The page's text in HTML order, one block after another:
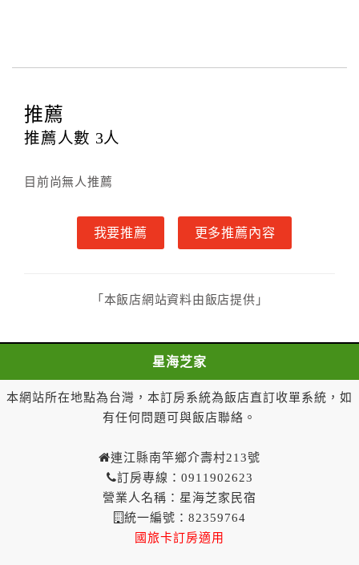
本契約之房價經雙方合意，依網路售價計費（含稅
金及服務費），乙方除提供住宿外，尚包括（依預訂專
第四條（入住、退房時間）
甲、乙雙方同意本契約之付款方式依乙方提供方
乙方接受甲方訂房後，甲方入住前，乙方預收取總
甲方解約時，應通知乙方，並得要求乙方依下列標
一、甲方解約通知於預定住宿日前第十四日以前到達
者，得請求乙方退還已付定金百分之百。
達者，得請求乙方退還已付定金百分之七十。
三、甲方解約通知於預定住宿日前第七日至第九日到達
者，得請求乙方退還已付定金百分之五十。
四、甲方解約通知於預定住宿日前第四日至第六日到達
者，得請求乙方退還已付定金百分之四十。
推薦
推薦人數 3人
目前尚無人推薦
我要推薦 更多推薦內容
「本飯店網站資料由飯店提供」
星海芝家
本網站所在地點為台灣，本訂房系統為飯店直訂收單系統，如
有任何問題可與飯店聯絡。
連江縣南竿鄉介壽村213號
訂房專線：0911902623
營業人名稱：星海芝家民宿
統一編號：82359764
國旅卡訂房適用